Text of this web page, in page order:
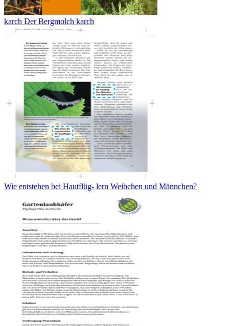
karch Der Bergmolch karch
Wie entstehen bei Hautflüg- lern Weibchen und Männchen?